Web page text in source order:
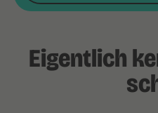
Eigentlich